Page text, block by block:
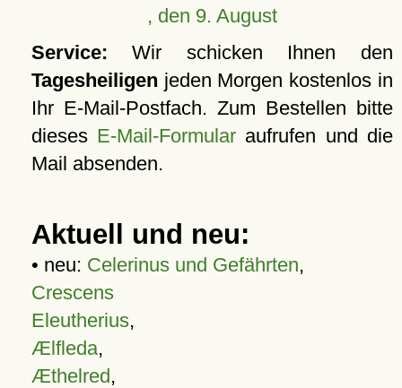
, den 9. August
Service: Wir schicken Ihnen den
Tagesheiligen jeden Morgen kostenlos in
Ihr E-Mail-Postfach. Zum Bestellen bitte
dieses E-Mail-Formular aufrufen und die
Mail absenden.
Aktuell und neu:
• neu: Celerinus und Gefährten,
Crescens
Eleutherius,
Ælfleda,
Æthelred,